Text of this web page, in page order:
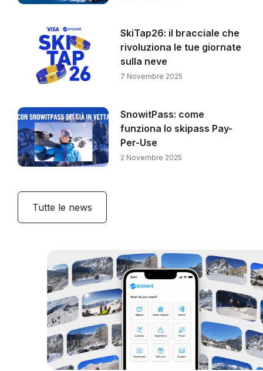
SkiTap26: il bracciale che
rivoluziona le tue giornate
sulla neve
7 Novembre 2025
SnowitPass: come
funziona lo skipass Pay-
Per-Use
2 Novembre 2025
Tutte le news